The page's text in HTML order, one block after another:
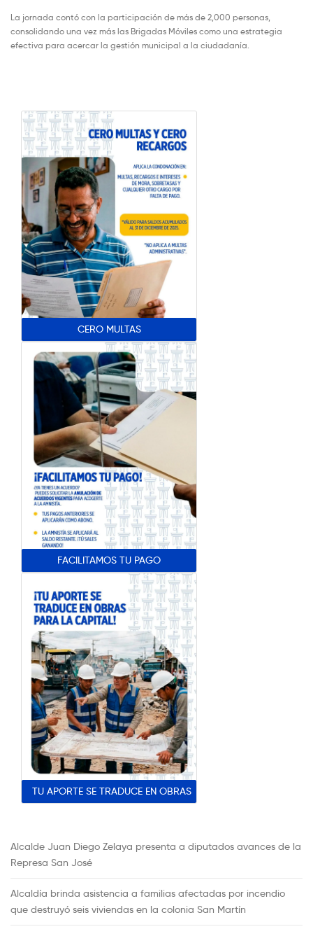
La jornada contó con la participación de más de 2,000 personas,
consolidando una vez más las Brigadas Móviles como una estrategia
efectiva para acercar la gestión municipal a la ciudadanía.
CERO MULTAS
FACILITAMOS TU PAGO
TU APORTE SE TRADUCE EN OBRAS
Alcalde Juan Diego Zelaya presenta a diputados avances de la
Represa San José
Alcaldía brinda asistencia a familias afectadas por incendio
que destruyó seis viviendas en la colonia San Martín